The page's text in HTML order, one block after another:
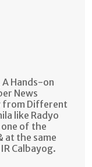
Hands-on
News
from Different
like Radyo
of the
at the same
Calbayog.